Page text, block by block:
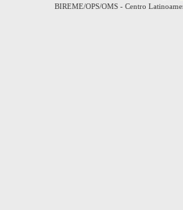
BIREME/OPS/OMS - Centro